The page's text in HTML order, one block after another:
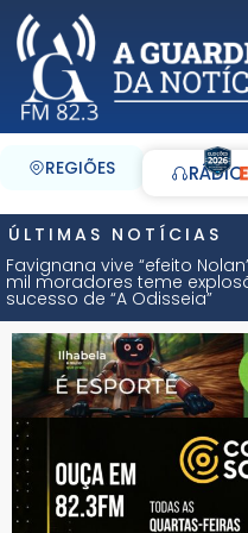
REGIÕES RÁDIO
ÚLTIMAS NOTÍCIAS
Favignana vive “efeito
mil moradores teme
sucesso de “A Odisseia”